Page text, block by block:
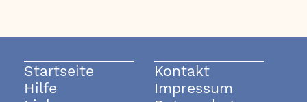
Startseite
Hilfe
Kontakt
Impressum